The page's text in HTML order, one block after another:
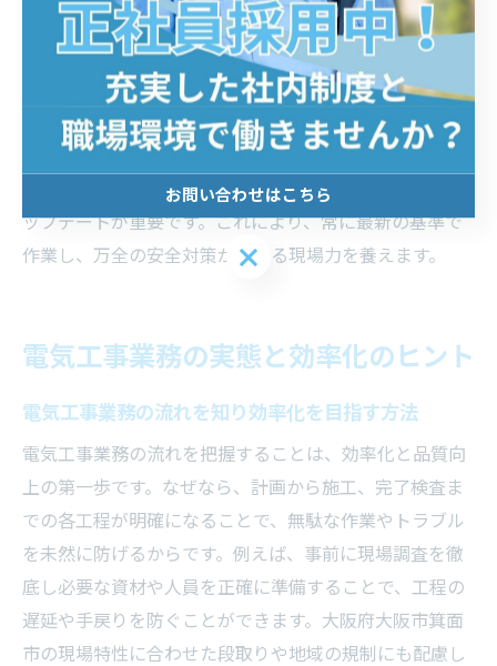
電気工事で身につけたい安全意識と法令遵守
電気工事では、高い安全意識と法令遵守が求められま
す。理由は、法令違反や意識の欠如が重大事故や社会的
信頼の失墜を招くためです。例えば、労働安全衛生法や
電気事業法の理解・遵守、定期的な社内研修での知識ア
ップデートが重要です。これにより、常に最新の基準で
作業し、万全の安全対策が取れる現場力を養えます。
電気工事業務の実態と効率化のヒント
電気工事業務の流れを知り効率化を目指す方法
電気工事業務の流れを把握することは、効率化と品質向
上の第一歩です。なぜなら、計画から施工、完了検査ま
での各工程が明確になることで、無駄な作業やトラブル
を未然に防げるからです。例えば、事前に現場調査を徹
底し必要な資材や人員を正確に準備することで、工程の
遅延や手戻りを防ぐことができます。大阪府大阪市箕面
市の現場特性に合わせた段取りや地域の規制にも配慮し
お問い合わせはこちら
お問い合わせはこちら